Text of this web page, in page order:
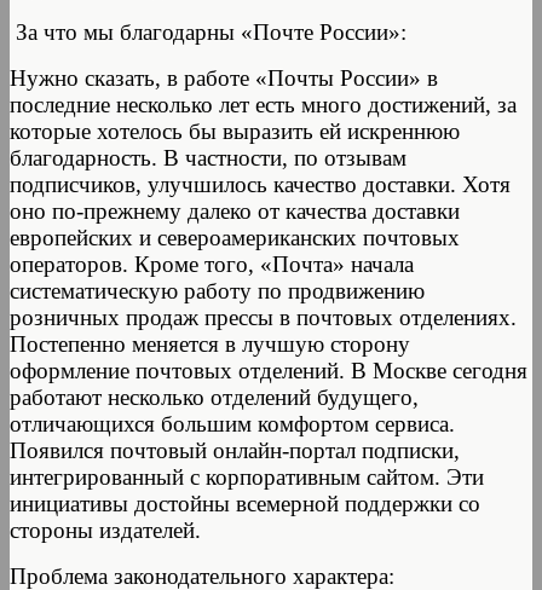
За что мы благодарны «Почте России»:
Нужно сказать, в работе «Почты России» в
последние несколько лет есть много достижений, за
которые хотелось бы выразить ей искреннюю
благодарность. В частности, по отзывам
подписчиков, улучшилось качество доставки. Хотя
оно по-прежнему далеко от качества доставки
европейских и североамериканских почтовых
операторов. Кроме того, «Почта» начала
систематическую работу по продвижению
розничных продаж прессы в почтовых отделениях.
Постепенно меняется в лучшую сторону
оформление почтовых отделений. В Москве сегодня
работают несколько отделений будущего,
отличающихся большим комфортом сервиса.
Появился почтовый онлайн-портал подписки,
интегрированный с корпоративным сайтом. Эти
инициативы достойны всемерной поддержки со
стороны издателей.
Проблема законодательного характера: